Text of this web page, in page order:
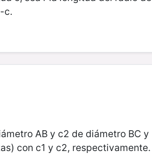
c.
AB y c2 de diámetro BC y
con c1 y c2, respectivamente.